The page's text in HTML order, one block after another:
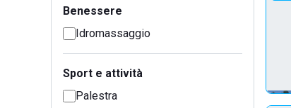
Benessere
Idromassaggio
Sport e attività
Palestra